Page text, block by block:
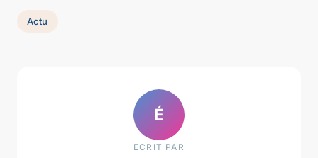
Actu
É
ECRIT PAR